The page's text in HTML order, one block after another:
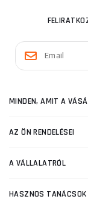
MINDEN, AMIT A
AZ ÖN RENDELÉSEI
A VÁLLALATRÓL
HASZNOS TANÁCSOK